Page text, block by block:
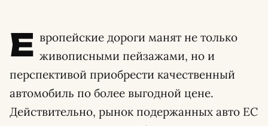
Е вропейские дороги манят не только
живописными пейзажами, но и
перспективой приобрести качественный
автомобиль по более выгодной цене.
Действительно, рынок подержанных авто ЕС